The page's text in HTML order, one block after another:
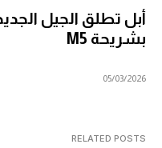
بشريحة M5
05/03/2026
RELATED POSTS